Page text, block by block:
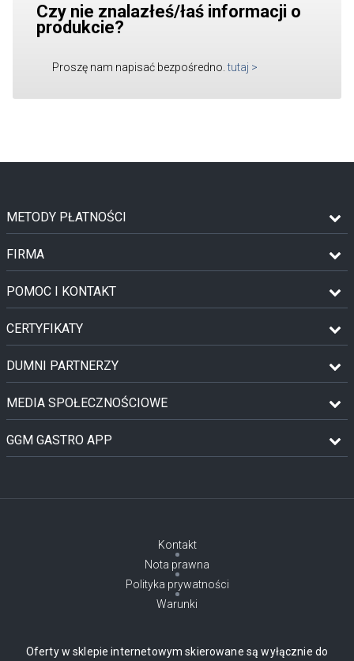
Czy nie znalazłeś/łaś informacji o
produkcie?
Proszę nam napisać bezpośredno. tutaj >
METODY PŁATNOŚCI
FIRMA
POMOC I KONTAKT
CERTYFIKATY
DUMNI PARTNERZY
MEDIA SPOŁECZNOŚCIOWE
GGM GASTRO APP
Kontakt
Nota prawna
Polityka prywatności
Warunki
Oferty w sklepie internetowym skierowane są wyłącznie do